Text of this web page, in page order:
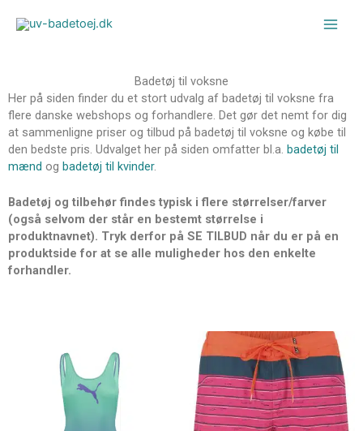
Badetøj til voksne
Her på siden finder du et stort udvalg af badetøj til voksne fra
flere danske webshops og forhandlere. Det gør det nemt for dig
at sammenligne priser og tilbud på badetøj til voksne og købe til
den bedste pris. Udvalget her på siden omfatter bl.a. badetøj til
mænd og badetøj til kvinder.
Badetøj og tilbehør findes typisk i flere størrelser/farver
(også selvom der står en bestemt størrelse i
produktnavnet). Tryk derfor på SE TILBUD når du er på en
produktside for at se alle muligheder hos den enkelte
forhandler.